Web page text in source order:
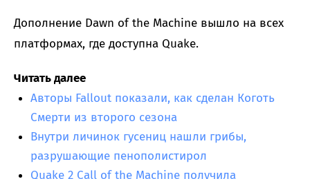
Дополнение Dawn of the Machine вышло на всех
платформах, где доступна Quake.
Читать далее
Авторы Fallout показали, как сделан Коготь
Смерти из второго сезона
Внутри личинок гусениц нашли грибы,
разрушающие пенополистирол
Quake 2 Call of the Machine получила